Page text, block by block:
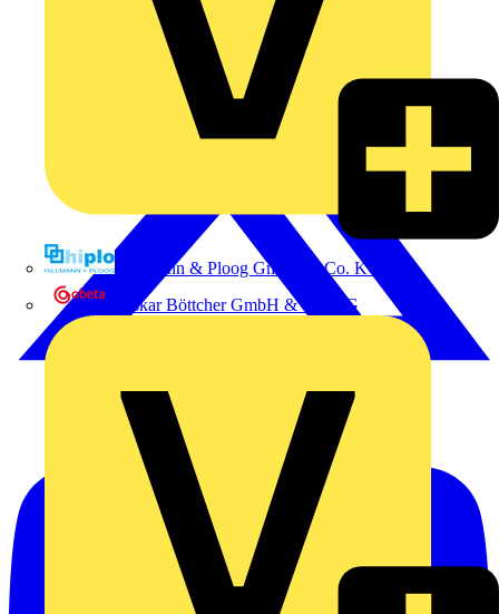
Hillmann & Ploog GmbH & Co. KG
Oskar Böttcher GmbH & Co. KG